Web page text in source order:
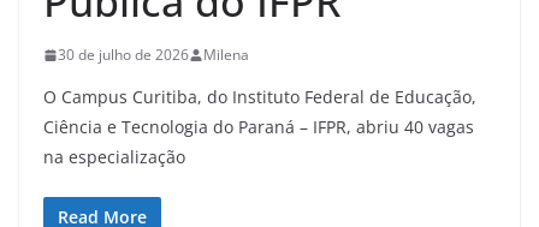
30 de julho de 2026 Milena
O Campus Curitiba, do Instituto Federal de Educação,
Ciência e Tecnologia do Paraná – IFPR, abriu 40 vagas
na especialização
Read More